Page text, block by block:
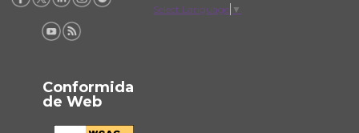
Select Language ▼
Conformida
de Web